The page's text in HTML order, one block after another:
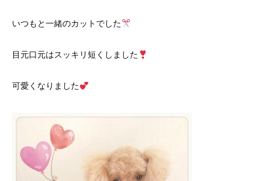
いつもと一緒のカットでした
目元口元はスッキリ短くしました
可愛くなりました